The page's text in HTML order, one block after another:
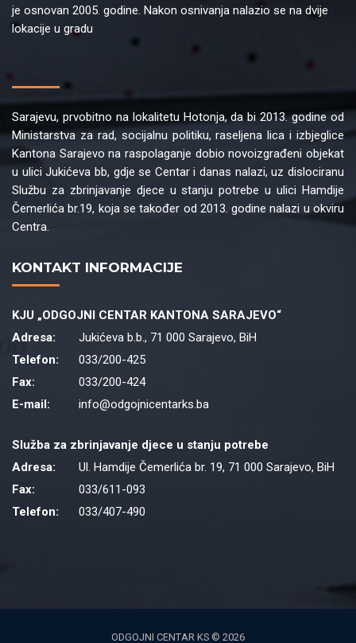
je osnovan 2005. godine. Nakon osnivanja nalazio se na dvije
lokacije u gradu
Sarajevu, prvobitno na lokalitetu Hotonja, da bi 2013. godine od
Ministarstva za rad, socijalnu politiku, raseljena lica i izbjeglice
Kantona Sarajevo na raspolaganje dobio novoizgrađeni objekat
u ulici Jukićeva bb, gdje se Centar i danas nalazi, uz dislociranu
Službu za zbrinjavanje djece u stanju potrebe u ulici Hamdije
Čemerlića br.19, koja se također od 2013. godine nalazi u okviru
Centra.
KONTAKT INFORMACIJE
KJU „ODGOJNI CENTAR KANTONA SARAJEVO“
Adresa:
Jukićeva b.b., 71 000 Sarajevo, BiH
Telefon:
033/200-425
Fax:
033/200-424
E-mail:
info@odgojnicentarks.ba
Služba za zbrinjavanje djece u stanju potrebe
Adresa:
Ul. Hamdije Čemerlića br. 19, 71 000 Sarajevo, BiH
Fax:
033/611-093
Telefon:
033/407-490
ODGOJNI CENTAR KS © 2026